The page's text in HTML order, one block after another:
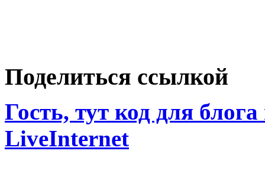
Поделиться ссылкой
Гость, тут код для
LiveInternet